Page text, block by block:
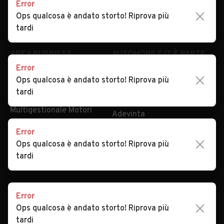
Impostazioni Privacy
Security
Valutazione auto
AREA BUSINESS
Registrazione
concessionario
Multigestionale Motori
AUTOMOBILE.IT È PARTE
subito.it
Adevinta
SEGUICI
Copyright © 2023 Marktplaats B.V. Tutti i diritti riservati.
Marktplaats B.V. - P.IVA 803.603.307.B.01
Error
Ops qualcosa è andato storto! Riprova più
tardi
Error
Ops qualcosa è andato storto! Riprova più
tardi
Error
Ops qualcosa è andato storto! Riprova più
tardi
Error
Ops qualcosa è andato storto! Riprova più
tardi